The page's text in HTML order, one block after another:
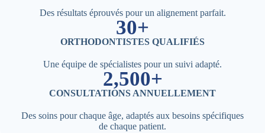
Des résultats éprouvés pour un alignement parfait.
30+
ORTHODONTISTES QUALIFIÉS
Une équipe de spécialistes pour un suivi adapté.
2,500+
CONSULTATIONS ANNUELLEMENT
Des soins pour chaque âge, adaptés aux besoins spécifiques
de chaque patient.